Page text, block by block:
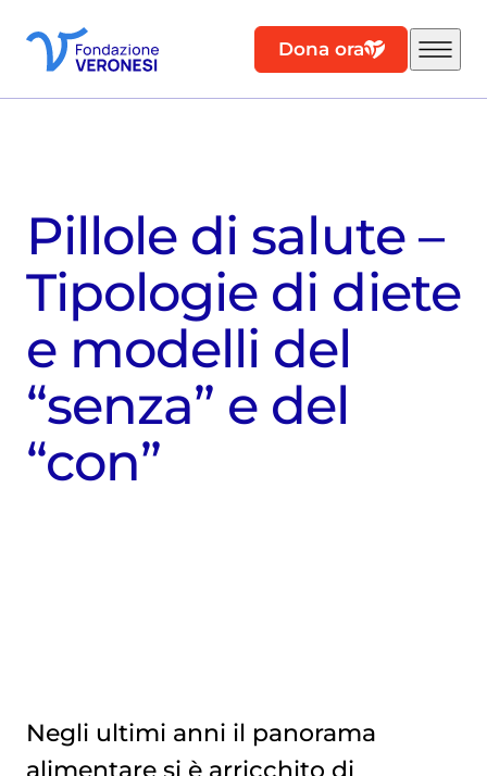
Dona ora
Pillole di salute –
Tipologie di diete
e modelli del
“senza” e del
“con”
Negli ultimi anni il panorama
alimentare si è arricchito di